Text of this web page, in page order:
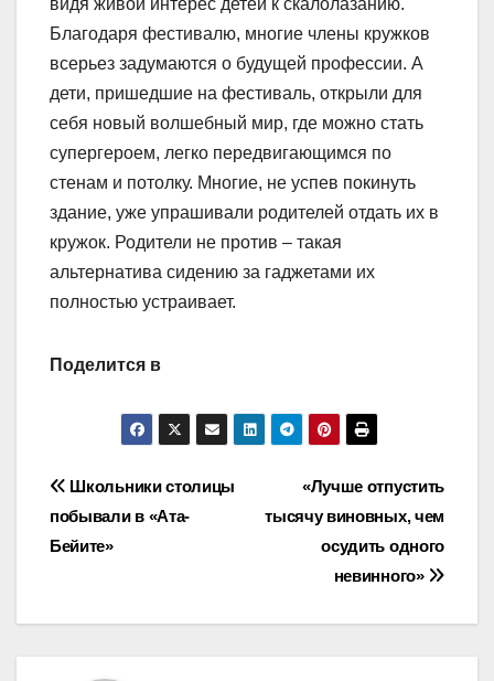
видя живой интерес детей к скалолазанию.
Благодаря фестивалю, многие члены кружков
всерьез задумаются о будущей профессии. А
дети, пришедшие на фестиваль, открыли для
себя новый волшебный мир, где можно стать
супергероем, легко передвигающимся по
стенам и потолку. Многие, не успев покинуть
здание, уже упрашивали родителей отдать их в
кружок. Родители не против – такая
альтернатива сидению за гаджетами их
полностью устраивает.
Поделится в
Навигация
по
«Лучше отпустить
тысячу виновных, чем
осудить одного
невинного»
Школьники столицы
побывали в «Ата-
Бейите»